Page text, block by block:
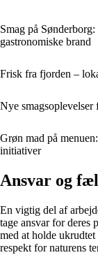
Smag på
gastronomiske brand
Frisk fra fjorden –
Nye
Grøn mad på
initiativer
Ansvar og
En vigtig del af
tage ansvar for deres
med at holde
respekt for naturens